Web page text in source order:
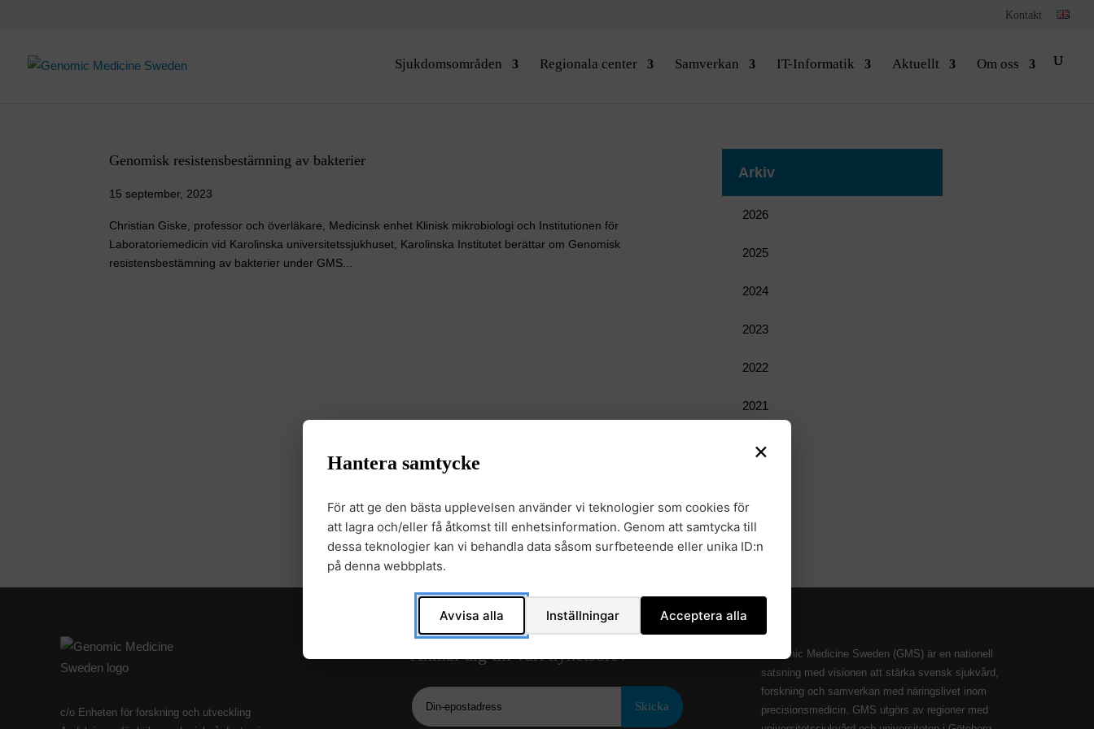
Kontakt
Sjukdomsområden Regionala center Samverkan IT-Informatik Aktuellt Om oss
Genomisk resistensbestämning av bakterier
15 september, 2023
Christian Giske, professor och överläkare, Medicinsk enhet Klinisk mikrobiologi och Institutionen för
Laboratoriemedicin vid Karolinska universitetssjukhuset, Karolinska Institutet berättar om Genomisk
resistensbestämning av bakterier under GMS...
Arkiv
2026
2025
2024
2023
2022
2021
2020
2018
c/o Enheten för forskning och utveckling
Anmäl dig till vårt nyhetsbrev
Epost
Genomic Medicine Sweden (GMS) är en nationell
satsning med visionen att stärka svensk sjukvård,
forskning och samverkan med näringslivet inom
precisionsmedicin. GMS utgörs av regioner med
×
Hantera samtycke
För att ge den bästa upplevelsen använder vi teknologier som cookies för
att lagra och/eller få åtkomst till enhetsinformation. Genom att samtycka till
dessa teknologier kan vi behandla data såsom surfbeteende eller unika ID:n
på denna webbplats.
Avvisa alla Inställningar Acceptera alla